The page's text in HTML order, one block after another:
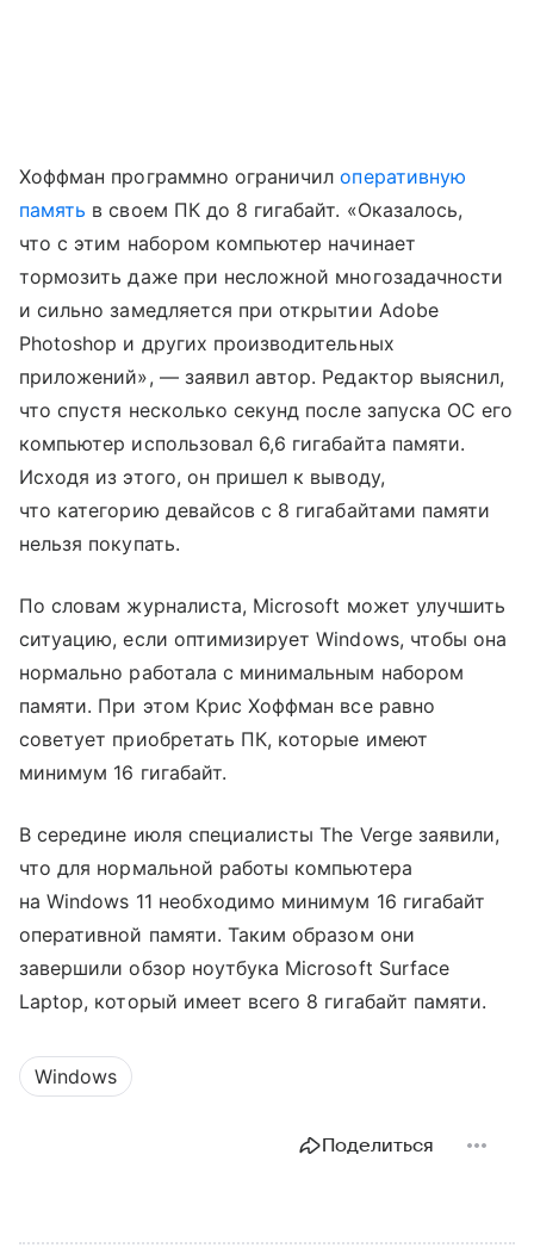
Хоффман программно ограничилоперативную
память в своем ПК до 8 гигабайт. «Оказалось,
что с этим набором компьютер начинает
тормозить даже при несложной многозадачности
и сильно замедляется при открытии Adobe
Photoshop и других производительных
приложений», — заявил автор. Редактор выяснил,
что спустя несколько секунд после запуска ОС его
компьютер использовал 6,6 гигабайта памяти.
Исходя из этого, он пришел к выводу,
что категорию девайсов с 8 гигабайтами памяти
нельзя покупать.
По словам журналиста, Microsoft может улучшить
ситуацию, если оптимизирует Windows, чтобы она
нормально работала с минимальным набором
памяти. При этом Крис Хоффман все равно
советует приобретать ПК, которые имеют
минимум 16 гигабайт.
В середине июля специалисты The Verge заявили,
что для нормальной работы компьютера
на Windows 11 необходимо минимум 16 гигабайт
оперативной памяти. Таким образом они
завершили обзор ноутбука Microsoft Surface
Laptop, который имеет всего 8 гигабайт памяти.
Windows
Поделиться